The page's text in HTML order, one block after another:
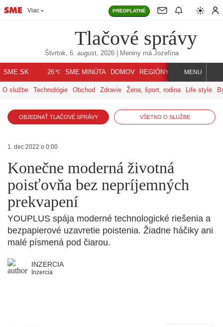
Viac PREDPLATNÉ
Tlačové správy
Štvrtok, 6. august, 2026| Meniny má Jozefína
SME.SK 26℃ SME MINÚTA DOMOV REGIÓNY INDEX SVET
MENU
O službe Technológie Obchod Zdravie Žena, šport, rodina Life style
OBJEDNAŤ TLAČOVÉ SPRÁVY VŠETKO O SLUŽBE
1. dec 2022 o 0:00
Konečne moderná životná
poisťovňa bez nepríjemných
prekvapení
YOUPLUS spája moderné technologické riešenia a
bezpapierové uzavretie poistenia. Žiadne háčiky ani
malé písmená pod čiarou.
INZERCIA
Inzercia